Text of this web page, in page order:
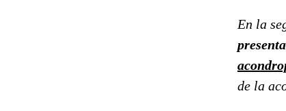
En la
de la